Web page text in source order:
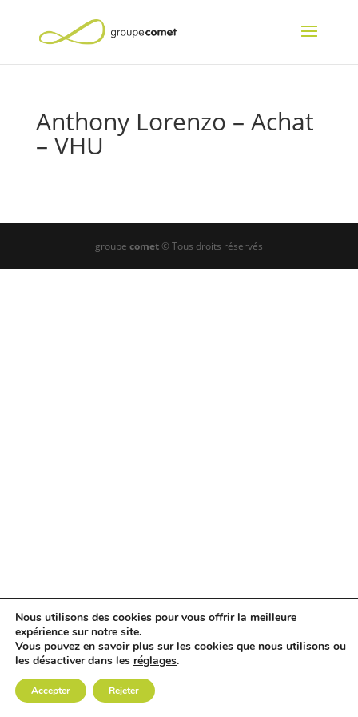
Anthony Lorenzo – Achat
– VHU
groupe comet© Tous droits réservés
Nous utilisons des cookies pour vous offrir la meilleure
expérience sur notre site.
Vous pouvez en savoir plus sur les cookies que nous utilisons ou
les désactiver dans les réglages.
Accepter Rejeter